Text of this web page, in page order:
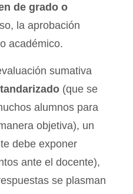
de grado o
la aprobación
académico.
sumativa
(que se
alumnos para
objetiva), un
debe exponer
ante el docente),
se plasman